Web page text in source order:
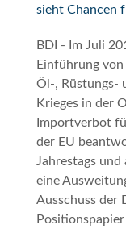
sieht Chancen
BDI - Im Juli
Einführung von
Öl-, Rüstungs-
Krieges in der
Importverbot
der EU
Jahrestags
eine
Ausschuss der